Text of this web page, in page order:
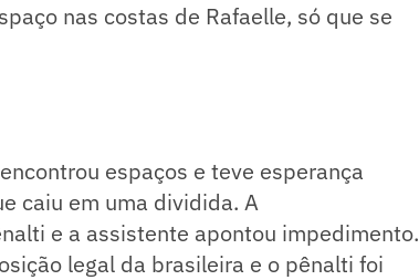
nas costas de Rafaelle, só que se
espaços e teve esperança
caiu em uma dividida. A
e a assistente apontou impedimento.
legal da brasileira e o pênalti foi